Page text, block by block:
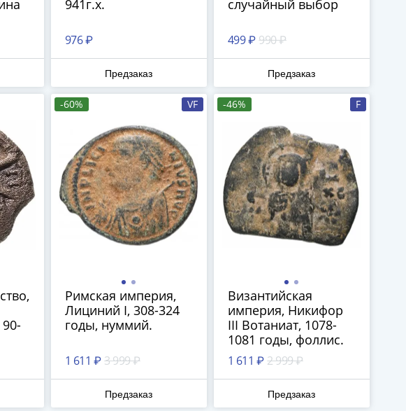
941г.х.
976 ₽
Предзаказ
случайный выбор
499 ₽ 990 ₽
Предзаказ
-60% VF
Римская империя,
Лициний I, 308-324
годы, нуммий.
1 611 ₽ 3 999 ₽
Предзаказ
-46% F
Византийская
империя, Никифор
III Вотаниат, 1078-
1081 годы, фоллис.
1 611 ₽ 2 999 ₽
Предзаказ